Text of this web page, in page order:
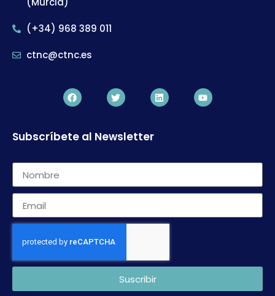
(+34) 968 389 011
ctnc@ctnc.es
Subscríbete al Newsletter
Suscribir